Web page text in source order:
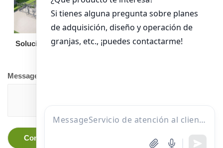
Solución llave en mano Otro equipo
Message